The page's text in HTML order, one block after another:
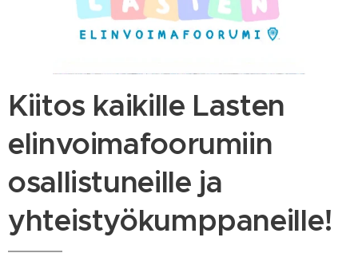
Kiitos kaikille Lasten
elinvoimafoorumiin
osallistuneille ja
yhteistyökumppaneille!